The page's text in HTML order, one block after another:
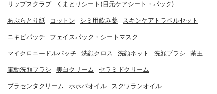
リップスクラブ くまとりシート(目元ケアシート・パック)
あぶらとり紙 コットン シミ用飲み薬 スキンケアトラベルセット
ニキビパッチ フェイスパック・シートマスク
マイクロニードルパッチ 洗顔クロス 洗顔ネット 洗顔ブラシ 繭玉
電動洗顔ブラシ 美白クリーム セラミドクリーム
プラセンタクリーム ホホバオイル スクワランオイル